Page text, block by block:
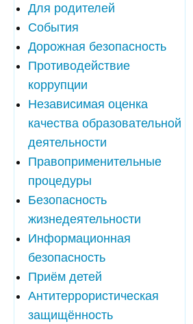
Для родителей
События
Дорожная безопасность
Противодействие
коррупции
Независимая оценка
качества образовательной
деятельности
Правоприменительные
процедуры
Безопасность
жизнедеятельности
Информационная
безопасность
Приём детей
Антитеррористическая
защищённость